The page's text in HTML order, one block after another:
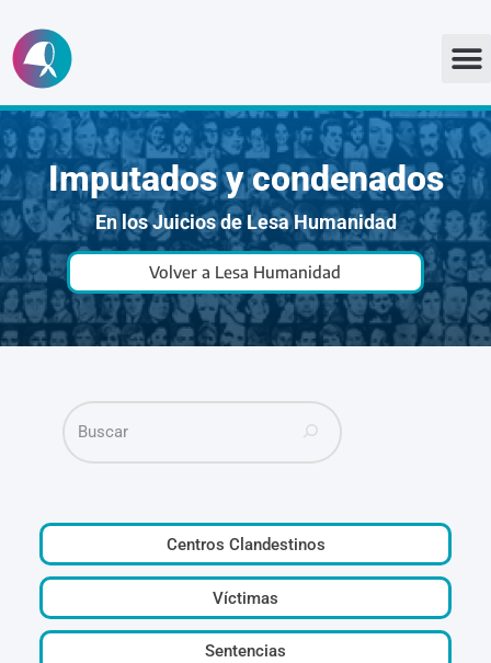
Ir
al
contenido
Imputados y condenados
En los Juicios de Lesa Humanidad
Volver a Lesa Humanidad
Centros Clandestinos
Víctimas
Sentencias